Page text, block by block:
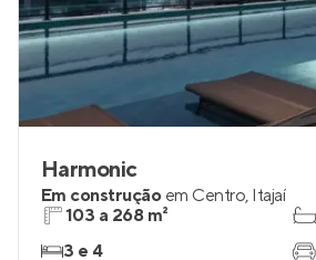
Harmonic
Em construção em Centro, Itajaí
103 a 268 m²
3 e 4